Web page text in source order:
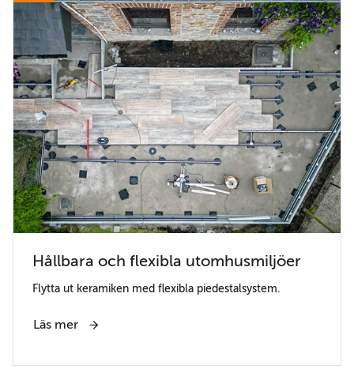
Hållbara och flexibla utomhusmiljöer
Flytta ut keramiken med flexibla piedestalsystem.
Läs mer